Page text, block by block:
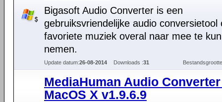
Bigasoft Audio Converter is een
gebruiksvriendelijke audio conversietool
favoriete muziek overal naar mee te
nemen.
Update datum:26-08-2014 Downloads :31
MediaHuman Audio
MacOS X v1.9.6.9